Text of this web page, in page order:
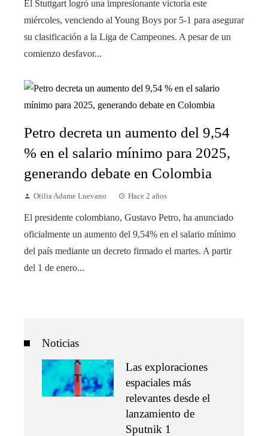
El Stuttgart logró una impresionante victoria este
miércoles, venciendo al Young Boys por 5-1 para asegurar
su clasificación a la Liga de Campeones. A pesar de un
comienzo desfavor...
Petro decreta un aumento del 9,54
% en el salario mínimo para 2025,
generando debate en Colombia
Otilia Adame Luevano Hace 2 años
El presidente colombiano, Gustavo Petro, ha anunciado
oficialmente un aumento del 9,54% en el salario mínimo
del país mediante un decreto firmado el martes. A partir
del 1 de enero...
Noticias
Las exploraciones
espaciales más
relevantes desde el
lanzamiento de
Sputnik 1